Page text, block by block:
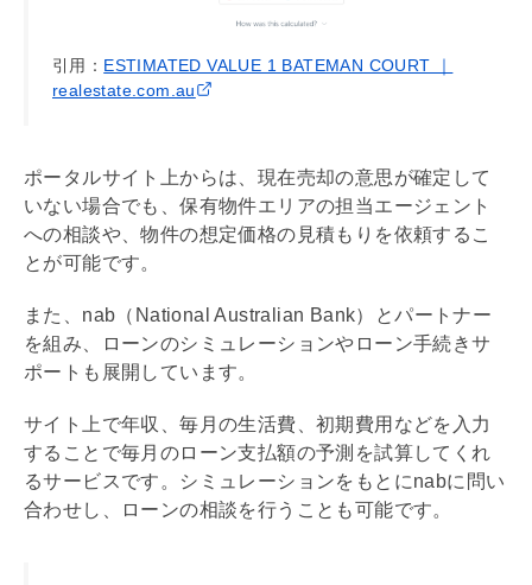
引用： ESTIMATED VALUE 1 BATEMAN COURT ｜
realestate.com.au
ポータルサイト上からは、現在売却の意思が確定して
いない場合でも、保有物件エリアの担当エージェント
への相談や、物件の想定価格の見積もりを依頼するこ
とが可能です。
また、nab（National Australian Bank）とパートナー
を組み、ローンのシミュレーションやローン手続きサ
ポートも展開しています。
サイト上で年収、毎月の生活費、初期費用などを入力
することで毎月のローン支払額の予測を試算してくれ
るサービスです。シミュレーションをもとにnabに問い
合わせし、ローンの相談を行うことも可能です。